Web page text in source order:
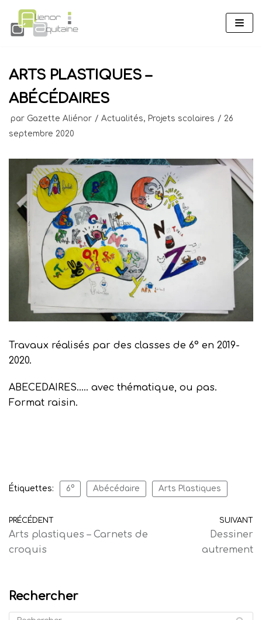
Aller
au
ARTS PLASTIQUES –
ABÉCÉDAIRES
par Gazette Aliénor Actualités, Projets scolaires
26
septembre 2020
Travaux réalisés par des classes de 6° en 2019-
2020.
ABECEDAIRES….. avec thématique, ou pas.
Format raisin.
Étiquettes: 6° Abécédaire Arts Plastiques
PRÉCÉDENT
Arts plastiques – Carnets de
croquis
SUIVANT
Dessiner
autrement
Rechercher